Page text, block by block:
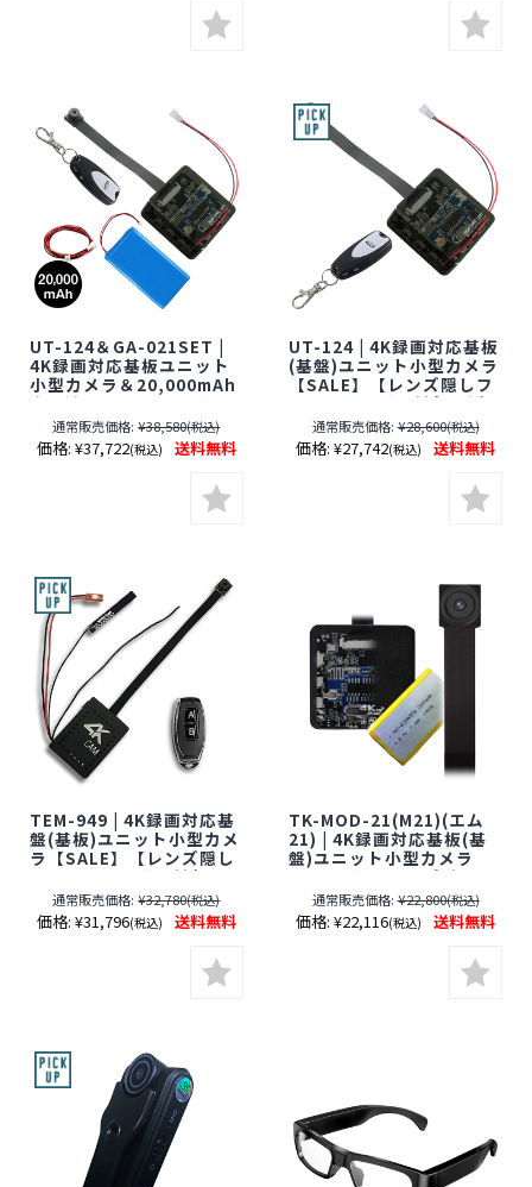
【ジイエクサ】【スパイ
カメラ】【隠しカメラ】
【ジイエクサ】【スパイ
カメラ】【隠しカメラ】
UT-124＆GA-021SET |
4K録画対応基板ユニット
小型カメラ＆20,000mAh
充電池セット【SALE】
【レンズ隠しフィルムサ
ービス対象品(当社限定)】
【オンスクエア】【スパ
【ジイエクサ】【スパイ
カメラ】【隠しカメラ】
通常販売価格: ¥38,580(税込)
価格: ¥37,722(税込) 送料無料
UT-124 | 4K録画対応基板
(基盤)ユニット小型カメラ
【SALE】【レンズ隠しフ
ィルムサービス対象品(当
社限定)】【オンスクエ
ア】【スパイダーズX】
【スパイカメラ】【隠し
カメラ】【期間限定】[期
間：～2026年8月31日]
通常販売価格: ¥28,600(税込)
価格: ¥27,742(税込) 送料無料
TEM-949 | 4K録画対応基
盤(基板)ユニット小型カメ
ラ【SALE】【レンズ隠し
フィルムサービス対象品
(当社限定)】【JTC】【ス
パイカメラ 】【隠しカメ
ラ】【期間限定】[期間：
通常販売価格: ¥32,780(税込)
価格: ¥31,796(税込) 送料無料
TK-MOD-21(M21)(エム
21) | 4K録画対応基板(基
盤)ユニット小型カメラ
【SALE】【レンズ隠しフ
ィルムサービス対象品(当
社限定)】【匠ブランド】
【スパイカメラ】【隠し
カメラ】【期間限定】[期
間：～2026年8月31日]
通常販売価格: ¥22,800(税込)
価格: ¥22,116(税込) 送料無料